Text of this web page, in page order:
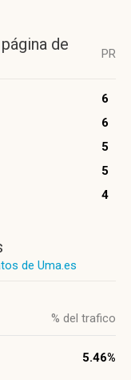
de
PR
6
6
5
5
4
de Uma.es
% del trafico
5.46%